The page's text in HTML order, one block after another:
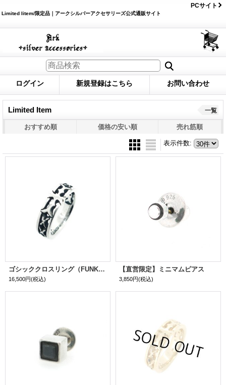
Limited Iitem/限定品｜アークシルバーアクセサリーズ公式通販サイト
PCサイト
ログイン 新規登録はこちら お問い合わせ
Limited Item 一覧
おすすめ順 価格の安い順 売れ筋順
表示件数:
ゴシッククロスリング（FUNKOUTS × Arkコラボモデル）
16,500円(税込)
【直営限定】ミニマムピアス
3,850円(税込)